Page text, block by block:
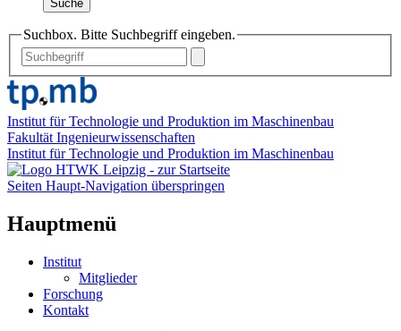
Suche
Suchbox. Bitte Suchbegriff eingeben.
Institut für Technologie und Produktion im Maschinenbau
Fakultät Ingenieurwissenschaften
Institut für Technologie und Produktion im Maschinenbau
Seiten Haupt-Navigation überspringen
Hauptmenü
Institut
Mitglieder
Forschung
Kontakt